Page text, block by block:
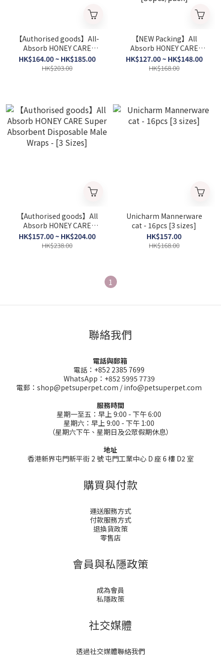
【Authorised goods】All-
Absorb HONEY CARE
Super Absorbent
Disposable Male Wraps
HK$164.00 ~ HK$185.00
HK$203.00
【NEW Packing】All
Absorb HONEY CARE
Super Absorbent
Disposable Diapers
HK$127.00 ~ HK$148.00
HK$168.00
【Authorised goods】All
Absorb HONEY CARE
Super Absorbent
Disposable Male Wraps -
HK$157.00 ~ HK$204.00
HK$238.00
Unicharm Mannerware
cat - 16pcs [3 sizes]
HK$157.00
HK$168.00
1
聯絡我們
電話與郵箱
電話：+852 2385 7699
WhatsApp：+852 5995 7739
電郵：shop@petsuperpet.com / info@petsuperpet.com
服務時間
星期一至五：早上 9:00 - 下午 6:00
星期六：早上 9:00 - 下午 1:00
（星期六下午、星期日及公眾假期休息）
地址
香港新界屯門新平街 2 號 屯門工業中心 D 座 6 樓 D2 室
購買與付款
運送服務方式
付款服務方式
退換貨政策
零售店
會員與私隱政策
成為會員
私隱政策
社交媒體
透過社交媒體聯絡我們